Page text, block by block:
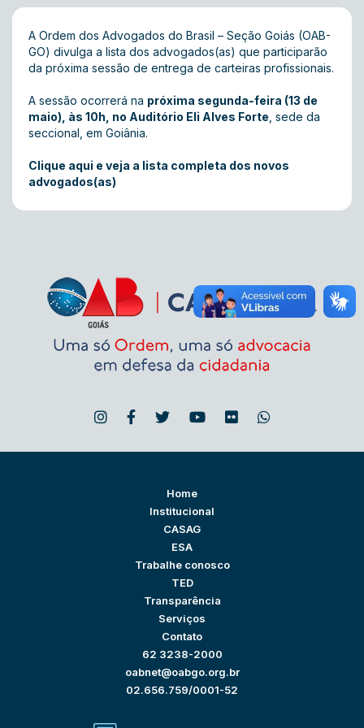
A Ordem dos Advogados do Brasil – Seção Goiás (OAB-
GO) divulga a lista dos advogados(as) que participarão
da próxima sessão de entrega de carteiras profissionais.
A sessão ocorrerá na próxima segunda-feira (13 de
maio), às 10h, no Auditório Eli Alves Forte , sede da
seccional, em Goiânia.
Clique aqui e veja a lista completa dos novos
advogados(as)
Home
Institucional
CASAG
ESA
Trabalhe conosco
TED
Transparência
Serviços
Contato
62 3238-2000
oabnet@oabgo.org.br
02.656.759/0001-52